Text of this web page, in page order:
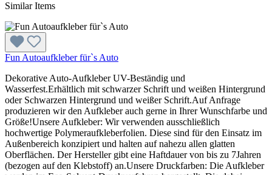
Similar Items
Fun Autoaufkleber für`s Auto
Dekorative Auto-Aufkleber UV-Beständig und
Wasserfest.Erhältlich mit schwarzer Schrift und weißen Hintergrund
oder Schwarzen Hintergrund und weißer Schrift.Auf Anfrage
produzieren wir den Aufkleber auch gerne in Ihrer Wunschfarbe und
Größe!Unsere Aufkleber: Wir verwenden ausschließlich
hochwertige Polymeraufkleberfolien. Diese sind für den Einsatz im
Außenbereich konzipiert und halten auf nahezu allen glatten
Oberflächen. Der Hersteller gibt eine Haftdauer von bis zu 7Jahren
(bezogen auf den Klebstoff) an.Unsere Druckfarben: Die Aufkleber